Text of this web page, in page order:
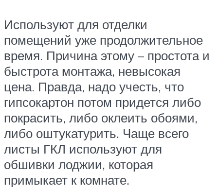
Используют для отделки
помещений уже продолжительное
время. Причина этому – простота и
быстрота монтажа, невысокая
цена. Правда, надо учесть, что
гипсокартон потом придется либо
покрасить, либо оклеить обоями,
либо оштукатурить. Чаще всего
листы ГКЛ используют для
обшивки лоджии, которая
примыкает к комнате.